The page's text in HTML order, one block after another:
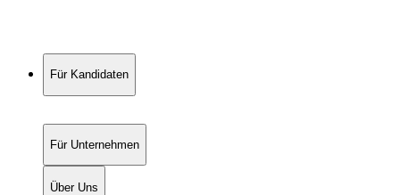
Für Kandidaten
Für Unternehmen
Über Uns